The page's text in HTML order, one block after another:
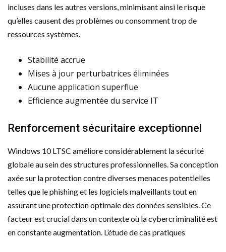
incluses dans les autres versions, minimisant ainsi le risque
qu’elles causent des problèmes ou consomment trop de
ressources systèmes.
Stabilité accrue
Mises à jour perturbatrices éliminées
Aucune application superflue
Efficience augmentée du service IT
Renforcement sécuritaire exceptionnel
Windows 10 LTSC améliore considérablement la sécurité
globale au sein des structures professionnelles. Sa conception
axée sur la protection contre diverses menaces potentielles
telles que le phishing et les logiciels malveillants tout en
assurant une protection optimale des données sensibles. Ce
facteur est crucial dans un contexte où la cybercriminalité est
en constante augmentation. L’étude de cas pratiques